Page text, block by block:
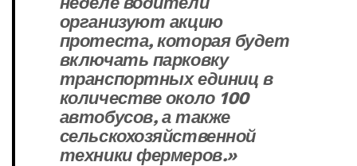
организуют акцию
протеста, которая будет
включать парковку
транспортных единиц в
количестве около 100
автобусов, а также
сельскохозяйственной
техники фермеров.»